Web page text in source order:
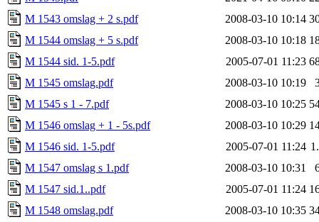
M 1543 omslag + 2 s.pdf
2008-03-10 10:14
M 1544 omslag + 5 s.pdf
2008-03-10 10:18
M 1544 sid. 1-5.pdf
2005-07-01 11:23
M 1545 omslag.pdf
2008-03-10 10:19
M 1545 s 1 - 7.pdf
2008-03-10 10:25
M 1546 omslag + 1 - 5s.pdf
2008-03-10 10:29
M 1546 sid. 1-5.pdf
2005-07-01 11:24
M 1547 omslag s 1.pdf
2008-03-10 10:31
M 1547 sid.1..pdf
2005-07-01 11:24
M 1548 omslag.pdf
2008-03-10 10:35